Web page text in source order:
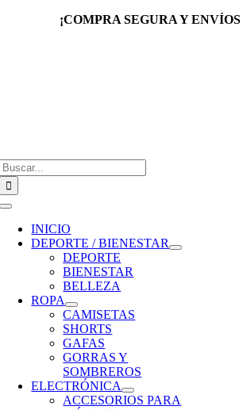
¡COMPRA SEGURA Y
Toggle
Navigation
INICIO
DEPORTE / BIENESTAR
DEPORTE
BIENESTAR
BELLEZA
ROPA
CAMISETAS
SHORTS
GAFAS
GORRAS Y
SOMBREROS
ELECTRÓNICA
ACCESORIOS PARA